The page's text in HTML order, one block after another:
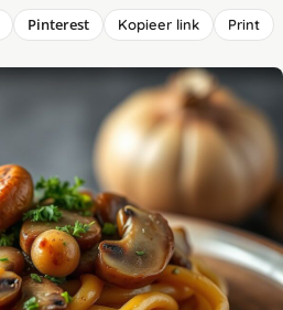
Pinterest Kopieer link Print